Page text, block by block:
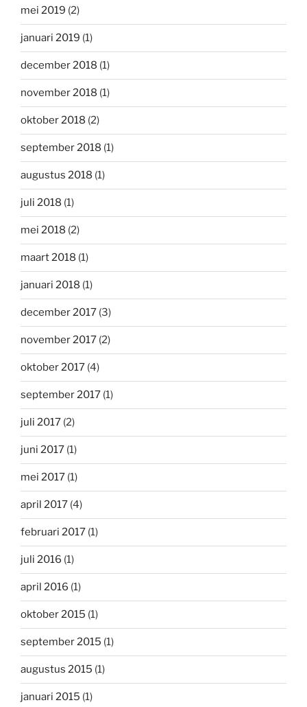
mei 2019 (2)
januari 2019 (1)
december 2018 (1)
november 2018 (1)
oktober 2018 (2)
september 2018 (1)
augustus 2018 (1)
juli 2018 (1)
mei 2018 (2)
maart 2018 (1)
januari 2018 (1)
december 2017 (3)
november 2017 (2)
oktober 2017 (4)
september 2017 (1)
juli 2017 (2)
juni 2017 (1)
mei 2017 (1)
april 2017 (4)
februari 2017 (1)
juli 2016 (1)
april 2016 (1)
oktober 2015 (1)
september 2015 (1)
augustus 2015 (1)
januari 2015 (1)